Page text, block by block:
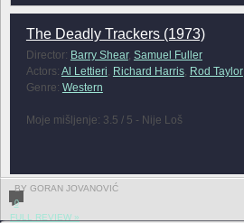
The Deadly Trackers (1973)
Director: Barry Shear, Samuel Fuller
Actors: Al Lettieri Richard Harris, Rod Taylor
Genre: Western
Moje mišljenje: 3.5 / 5 - Nije Loš
BY GORAN JOVANOVIĆ
0
FULL REVIEW »